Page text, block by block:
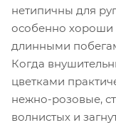
нетипичны для
особенно хороши
длинными
Когда
цветками
нежно-розовые,
волнистых и